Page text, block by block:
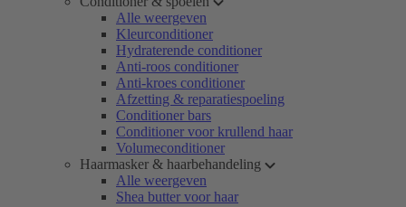
Alle weergeven
Kleurconditioner
Hydraterende conditioner
Anti-roos conditioner
Anti-kroes conditioner
Afzetting & reparatiespoeling
Conditioner bars
Conditioner voor krullend haar
Volumeconditioner
Haarmasker & haarbehandeling
Alle weergeven
Shea butter voor haar